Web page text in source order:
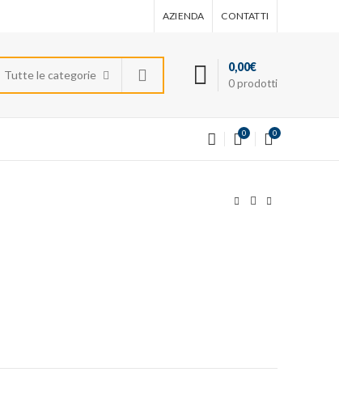
AZIENDA CONTATTI
Tutte le categorie
0prodotti
0,00€
0 0